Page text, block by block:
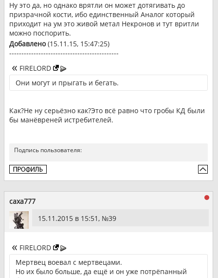
Ну это да, но однако врятли он может дотягивать до
призрачной кости, ибо единственный Аналог который
приходит на ум это живой метал Некронов и тут вритли
можно поспорить.
Добавлено(15.11.15, 15:47:25)
---------------------------------------------
FIRELORD
Они могут и прыгать и бегать.
Как?Не ну серьёзно как?Это всё равно что гробы КД были
бы манёвреней истребителей.
Подпись пользователя:
caxa777
15.11.2015 в 15:51, №39
FIRELORD
Мертвец воевал с мертвецами.
Но их было больше, да ещё и он уже потрёпанный